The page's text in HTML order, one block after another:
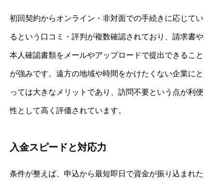
初回契約からオンライン・非対面での手続きに応じてい
るという口コミ・評判が複数確認されており、請求書や
本人確認書類をメールやアップロードで提出できること
が強みです。遠方の地域や時間をかけたくない企業にと
っては大きなメリットであり、訪問不要という点が利便
性として高く評価されています。
入金スピードと対応力
条件が整えば、申込から最短即日で資金が振り込まれた